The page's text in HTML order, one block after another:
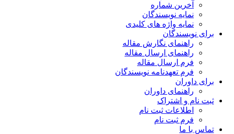
آخرین شماره
نمایه نویسندگان
نمایه واژه های کلیدی
برای نویسندگان
راهنمای نگارش مقاله
راهنمای ارسال مقاله
فرم ارسال مقاله
فرم تعهدنامه نویسندگان
برای داوران
راهنمای داوران
ثبت نام و اشتراک
اطلاعات ثبت نام
فرم ثبت نام
تماس با ما